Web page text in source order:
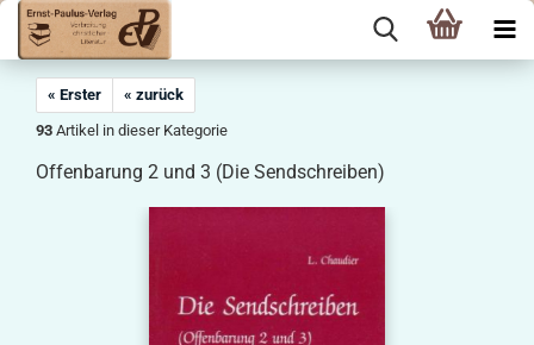
« Erster
« zurück
93 Artikel in dieser Kategorie
Offenbarung 2 und 3 (Die Sendschreiben)